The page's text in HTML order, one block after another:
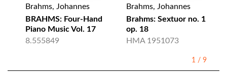
Brahms, Johannes
BRAHMS: Four-Hand
Piano Music Vol. 17
8.555849
Brahms, Johannes
Brahms: Sextuor no. 1
op. 18
HMA 1951073
1 / 9